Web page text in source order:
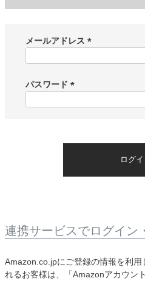
メールアドレス
)
パスワード
ログ
連携サービスでログイン
Amazon.co.jpにご登録の情報を利用
れるお客様は、「Amazonアカウン